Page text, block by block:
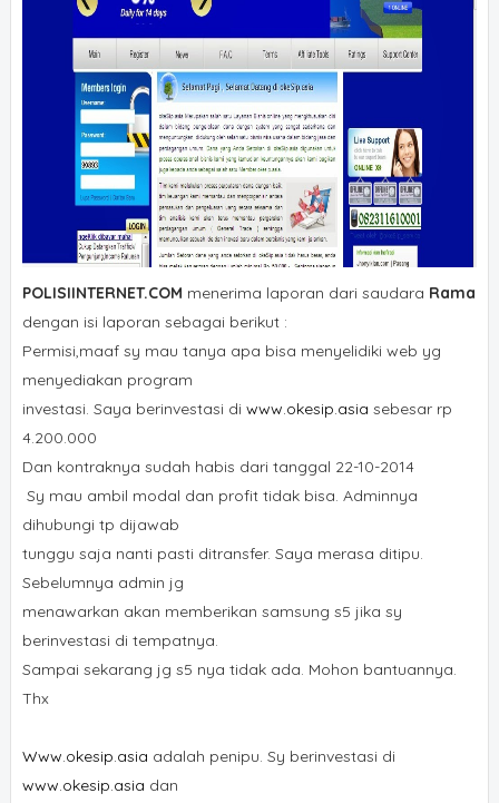
POLISIINTERNET.COM menerima laporan dari saudara Rama
dengan isi laporan sebagai berikut :
Permisi,maaf sy mau tanya apa bisa menyelidiki web yg
menyediakan program
investasi. Saya berinvestasi di www.okesip.asia sebesar rp
4.200.000
Dan kontraknya sudah habis dari tanggal 22-10-2014
Sy mau ambil modal dan profit tidak bisa. Adminnya
dihubungi tp dijawab
tunggu saja nanti pasti ditransfer. Saya merasa ditipu.
Sebelumnya admin jg
menawarkan akan memberikan samsung s5 jika sy
berinvestasi di tempatnya.
Sampai sekarang jg s5 nya tidak ada. Mohon bantuannya.
Thx
Www.okesip.asia adalah penipu. Sy berinvestasi di
www.okesip.asia dan